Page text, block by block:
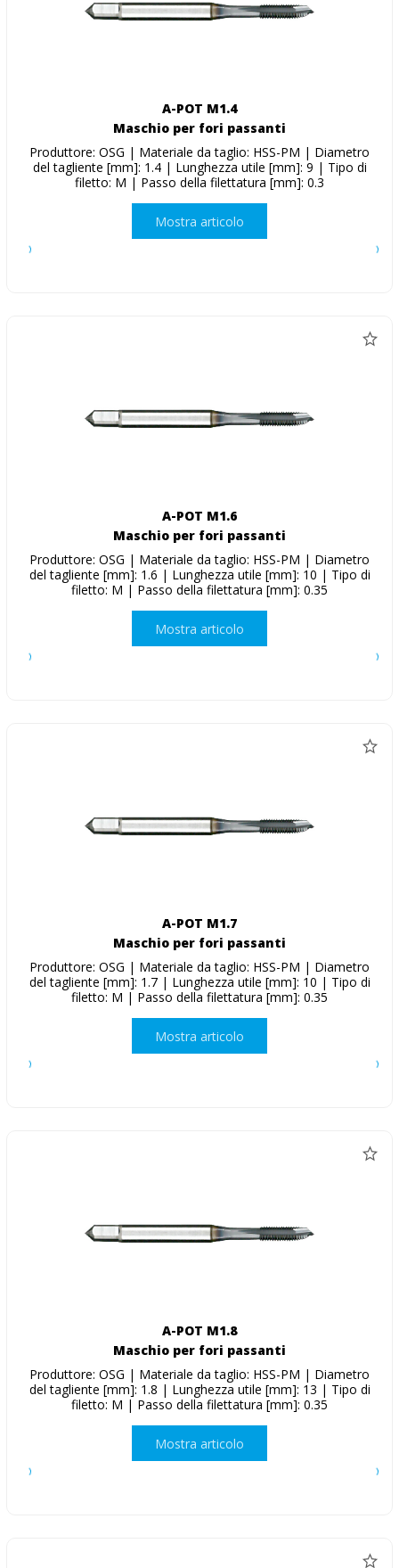
A-POT M1.4
Maschio per fori passanti
Produttore: OSG | Materiale da taglio: HSS-PM | Diametro
del tagliente [mm]: 1.4 | Lunghezza utile [mm]: 9 | Tipo di
filetto: M | Passo della filettatura [mm]: 0.3
Mostra articolo
A-POT M1.6
Maschio per fori passanti
Produttore: OSG | Materiale da taglio: HSS-PM | Diametro
del tagliente [mm]: 1.6 | Lunghezza utile [mm]: 10 | Tipo di
filetto: M | Passo della filettatura [mm]: 0.35
Mostra articolo
A-POT M1.7
Maschio per fori passanti
Produttore: OSG | Materiale da taglio: HSS-PM | Diametro
del tagliente [mm]: 1.7 | Lunghezza utile [mm]: 10 | Tipo di
filetto: M | Passo della filettatura [mm]: 0.35
Mostra articolo
A-POT M1.8
Maschio per fori passanti
Produttore: OSG | Materiale da taglio: HSS-PM | Diametro
del tagliente [mm]: 1.8 | Lunghezza utile [mm]: 13 | Tipo di
filetto: M | Passo della filettatura [mm]: 0.35
Mostra articolo